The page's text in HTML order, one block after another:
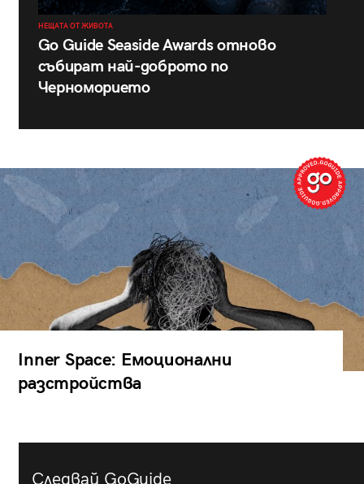
НЕЩАТА ОТ ЖИВОТА
Go Guide Seaside Awards отново
събират най-доброто по
Черноморието
Inner Space: Емоционални
разстройства